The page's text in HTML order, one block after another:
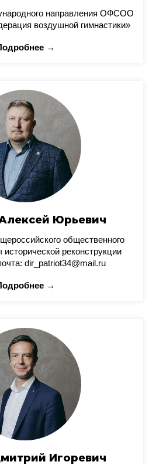
направления ОФСОО
воздушной гимнастики»
→
Юрьевич
общественного
реконструкции
dir_patriot34@mail.ru
→
Игоревич